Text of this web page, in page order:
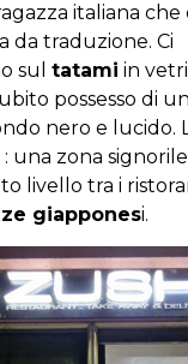
italiana che
da traduzione. Ci
sul tatami in
possesso di
nero e lucido.
una zona
livello tra i
giapponesi.